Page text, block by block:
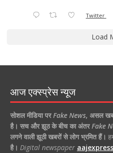
Twitter
Load
आज एक्स्प्रेस न्यूज
सोशल मीडिया परFake News, असल
है। सच और झूठ के बीच का अंतरFake
लगने वाली झूठी खबरों से लोग भ्रमित हैं।
है। Digital newspaper